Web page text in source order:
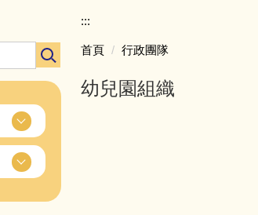
:::
首頁 行政團隊
幼兒園組織